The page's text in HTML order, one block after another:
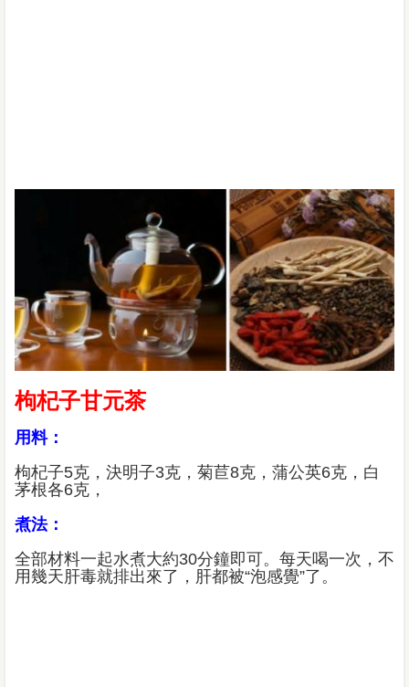
枸杞子甘元茶
用料：
枸杞子5克，決明子3克，菊苣8克，蒲公英6克，白
茅根各6克，
煮法：
全部材料一起水煮大約30分鐘即可。每天喝一次，不
用幾天肝毒就排出來了，肝都被“泡感覺”了。